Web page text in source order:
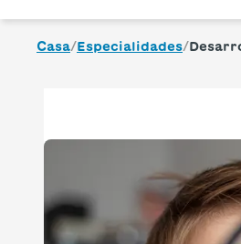
Casa/Especialidades/